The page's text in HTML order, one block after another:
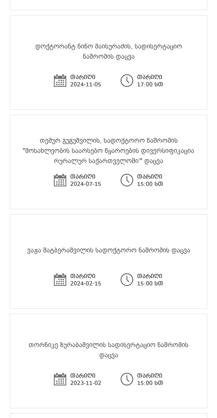
დოქტორანტ ნინო მაისურაძის, სადისერტაციო
ნაშრომის დაცვა
თარიღი
2024-11-05
თარიღი
17:00 სთ
თემურ გუგუშვილის, სადოქტორო ნაშრომის
"მოსახლეობის საარსებო წყაროების დივერსიფიკაცია
რურალურ საქართველოში’" დაცვა
თარიღი
2024-07-15
თარიღი
15:00 სთ
ვაჟა შატბერაშვილის სადოქტორო ნაშრომის დაცვა
თარიღი
2024-02-15
თარიღი
15:00 სთ
თორნიკე ზურაბაშვილის სადისერტაციო ნაშრომის
დაცვა
თარიღი
2023-11-02
თარიღი
15:00 სთ